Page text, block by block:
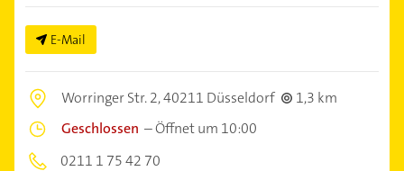
E-Mail
Worringer Str. 2,40211 Düsseldorf
1,3 km
Geschlossen –Öffnet um 10:00
0211 1 75 42 70